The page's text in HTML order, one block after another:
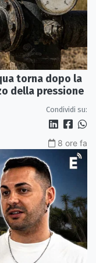
torna dopo la
della pressione
Condividi su:
8 ore fa